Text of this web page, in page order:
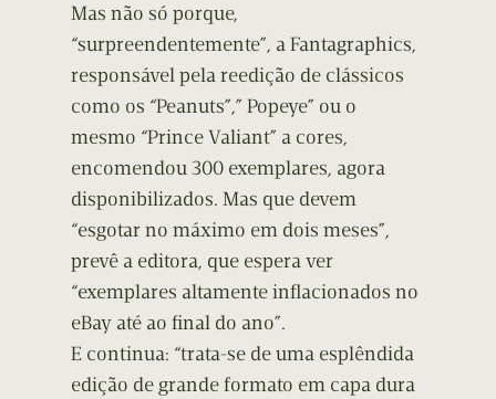
Mas não só porque,
“surpreendentemente”, a Fantagraphics,
responsável pela reedição de clássicos
como os “Peanuts”,” Popeye” ou o
mesmo “Prince Valiant” a cores,
encomendou 300 exemplares, agora
disponibilizados. Mas que devem
“esgotar no máximo em dois meses”,
prevê a editora, que espera ver
“exemplares altamente inflacionados no
eBay até ao final do ano”.
E continua: “trata-se de uma esplêndida
edição de grande formato em capa dura